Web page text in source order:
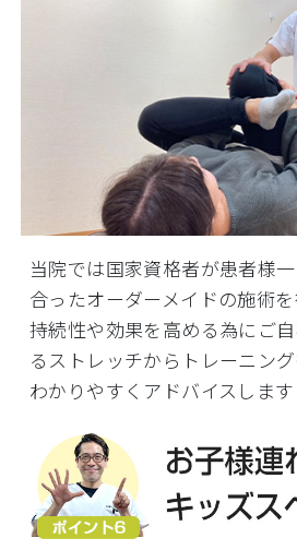
当院では国家資格者が患者様
合ったオーダーメイドの施術
持続性や効果を高める為にご
るストレッチからトレーニン
わかりやすくアドバイスします